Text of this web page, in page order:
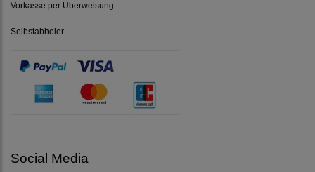
Vorkasse per Überweisung
Selbstabholer
Social Media